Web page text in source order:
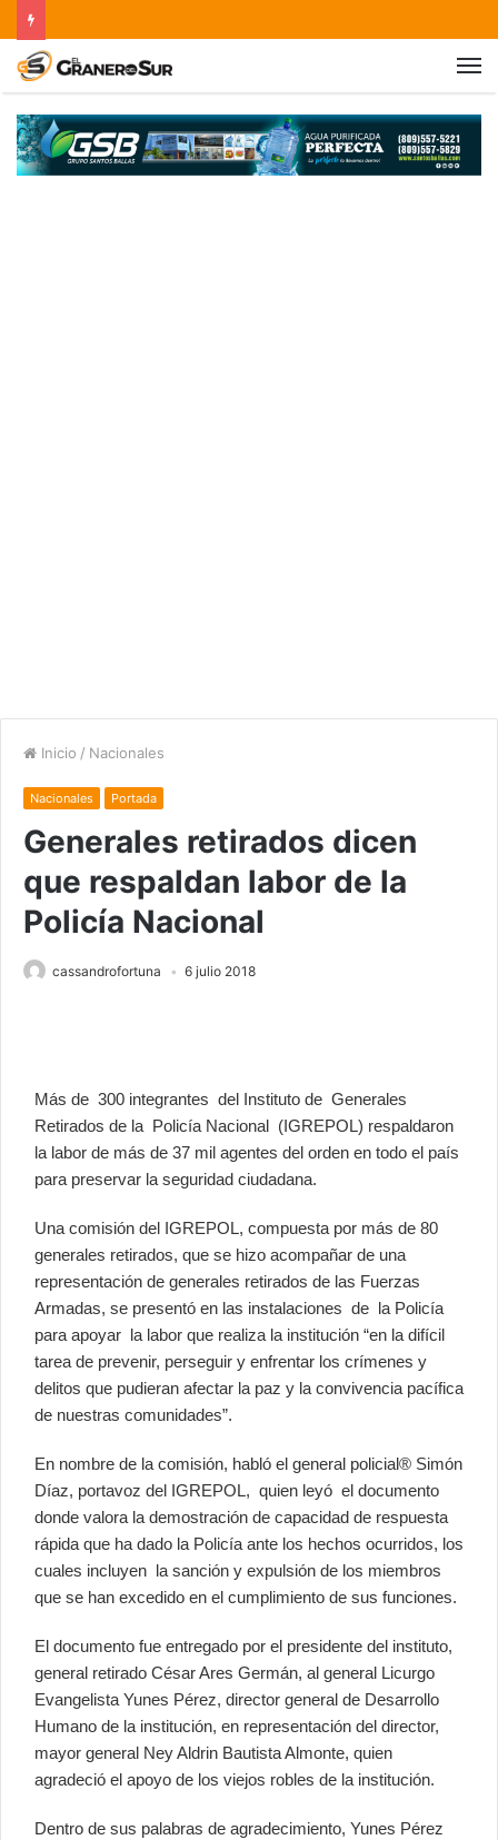
Inicio / Nacionales
Nacionales Portada
Generales retirados dicen
que respaldan labor de la
Policía Nacional
cassandrofortuna 6 julio 2018
Más de 300 integrantes del Instituto de Generales
Retirados de la Policía Nacional (IGREPOL) respaldaron
la labor de más de 37 mil agentes del orden en todo el país
para preservar la seguridad ciudadana.
Una comisión del IGREPOL, compuesta por más de 80
generales retirados, que se hizo acompañar de una
representación de generales retirados de las Fuerzas
Armadas, se presentó en las instalaciones de la Policía
para apoyar la labor que realiza la institución “en la difícil
tarea de prevenir, perseguir y enfrentar los crímenes y
delitos que pudieran afectar la paz y la convivencia pacífica
de nuestras comunidades”.
En nombre de la comisión, habló el general policial® Simón
Díaz, portavoz del IGREPOL, quien leyó el documento
donde valora la demostración de capacidad de respuesta
rápida que ha dado la Policía ante los hechos ocurridos, los
cuales incluyen la sanción y expulsión de los miembros
que se han excedido en el cumplimiento de sus funciones.
El documento fue entregado por el presidente del instituto,
general retirado César Ares Germán, al general Licurgo
Evangelista Yunes Pérez, director general de Desarrollo
Humano de la institución, en representación del director,
mayor general Ney Aldrin Bautista Almonte, quien
agradeció el apoyo de los viejos robles de la institución.
Dentro de sus palabras de agradecimiento, Yunes Pérez